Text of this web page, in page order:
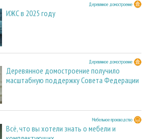
Деревянное домостроение
ИЖС в 2025 году
Деревянное домостроение
Деревянное домостроение получило
масштабную поддержку Совета Федерации
Мебельное производство
Всё, что вы хотели знать о мебели и